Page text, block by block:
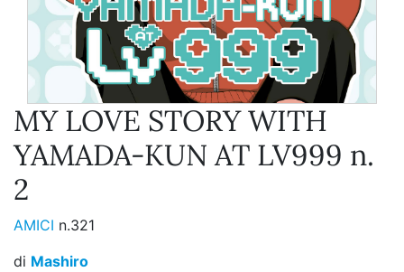
MY LOVE STORY WITH
YAMADA-KUN AT LV999 n.
2
AMICI n.321
di Mashiro